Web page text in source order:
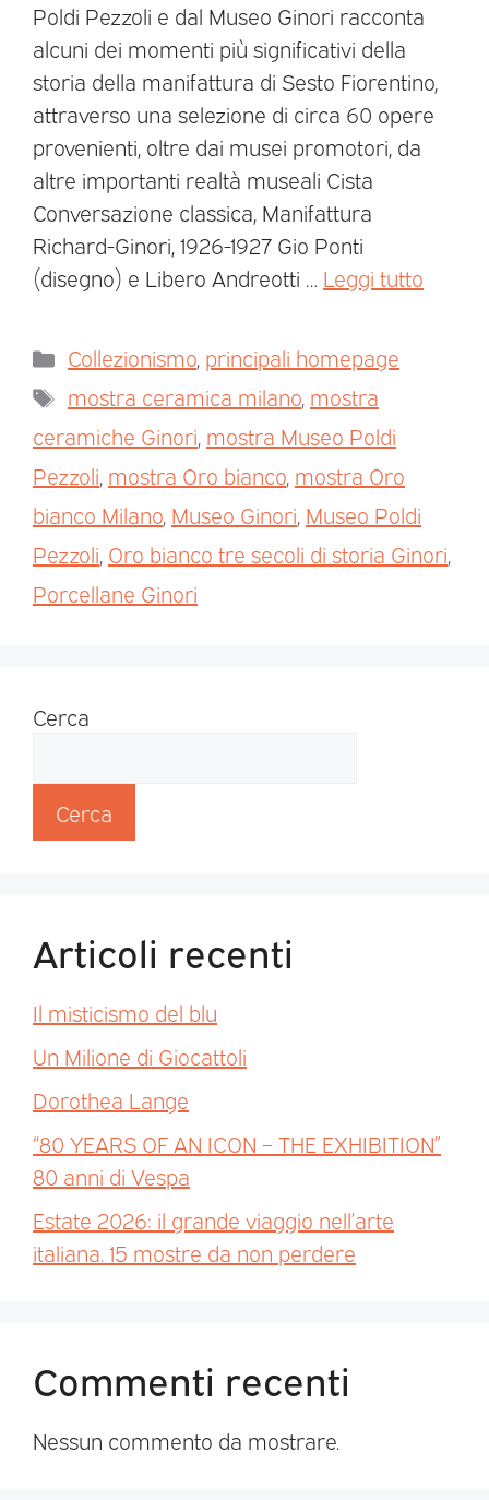
Poldi Pezzoli e dal Museo Ginori racconta
alcuni dei momenti più significativi della
storia della manifattura di Sesto Fiorentino,
attraverso una selezione di circa 60 opere
provenienti, oltre dai musei promotori, da
altre importanti realtà museali Cista
Conversazione classica, Manifattura
Richard-Ginori, 1926-1927 Gio Ponti
(disegno) e Libero Andreotti … Leggi tutto
Collezionismo principali homepage
mostra ceramica milano mostra
ceramiche Ginori mostra Museo Poldi
Pezzoli mostra Oro bianco mostra Oro
bianco Milano Museo Ginori Museo Poldi
Pezzoli Oro bianco tre secoli di storia Ginori
Porcellane Ginori
Cerca
Cerca
Articoli recenti
Il misticismo del blu
Un Milione di Giocattoli
Dorothea Lange
“80 YEARS OF AN ICON – THE EXHIBITION”
80 anni di Vespa
Estate 2026: il grande viaggio nell’arte
italiana. 15 mostre da non perdere
Commenti recenti
Nessun commento da mostrare.